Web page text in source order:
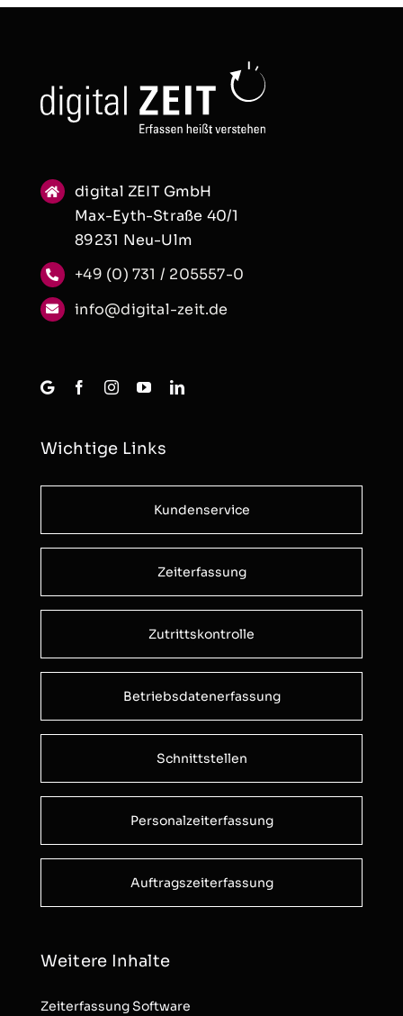
digital ZEIT GmbH
Max-Eyth-Straße 40/1
89231 Neu-Ulm
+49 (0) 731 / 205557-0
info@digital-zeit.de
Wichtige Links
Kundenservice
Zeiterfassung
Zutrittskontrolle
Betriebsdatenerfassung
Schnittstellen
Personalzeiterfassung
Auftragszeiterfassung
Weitere Inhalte
Zeiterfassung Software